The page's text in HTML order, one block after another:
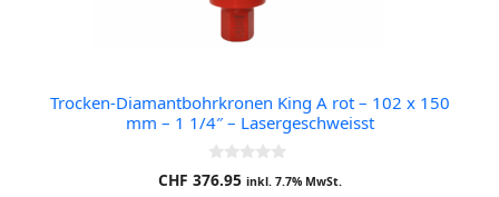
Trocken-Diamantbohrkronen King A rot – 102 x 150
mm – 1 1/4″ – Lasergeschweisst
0
o
CHF 376.95 inkl. 7.7% MwSt.